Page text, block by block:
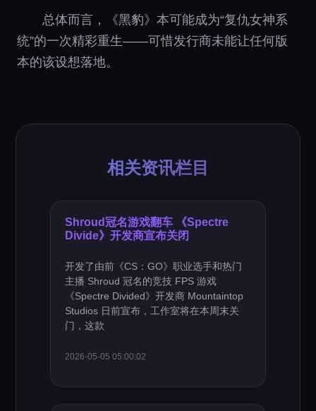
总体而言，《黑豹》本可能成为“复仇女神系
统”的一次精彩重生——可惜发行商未能让任何版
本的该设想落地。
相关资讯栏目
Shroud冠名游戏翻车 《Spectre
Divide》开发商宣布关闭
开发了由前《CS：GO》职业选手和热门
主播 Shroud 冠名的竞技 FPS 游戏
《Spectre Divided》开发商 Mountaintop
Studios 日前宣布，工作室将在本周末关
门，这款
2026-05-05 05:00:02